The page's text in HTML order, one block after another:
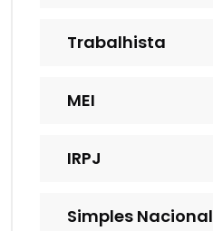
Trabalhista
MEI
IRPJ
Simples Nacional